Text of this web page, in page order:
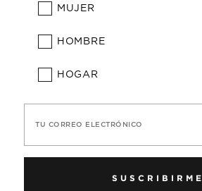
MUJER
HOMBRE
HOGAR
TU CORREO ELECTRÓNICO
SUSCRIBIRME